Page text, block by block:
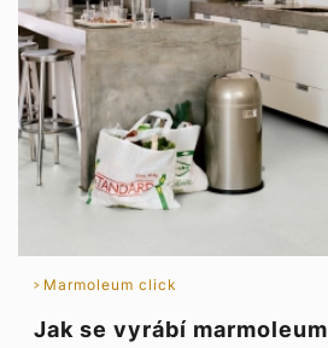
Marmoleum click
Jak se vyrábí marmoleum